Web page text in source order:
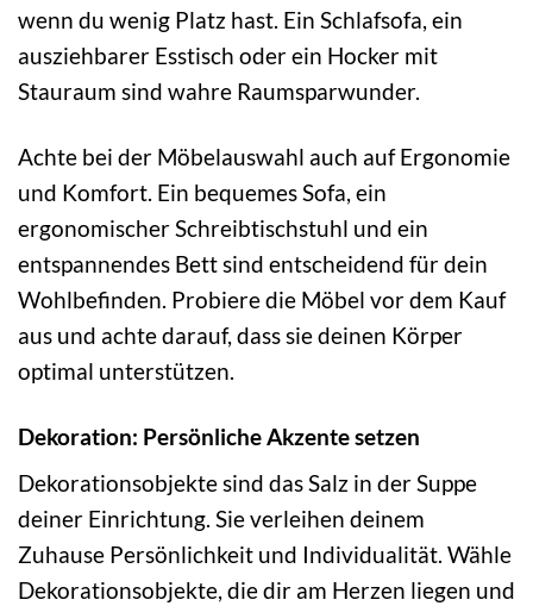
wenn du wenig Platz hast. Ein Schlafsofa, ein
ausziehbarer Esstisch oder ein Hocker mit
Stauraum sind wahre Raumsparwunder.
Achte bei der Möbelauswahl auch auf Ergonomie
und Komfort. Ein bequemes Sofa, ein
ergonomischer Schreibtischstuhl und ein
entspannendes Bett sind entscheidend für dein
Wohlbefinden. Probiere die Möbel vor dem Kauf
aus und achte darauf, dass sie deinen Körper
optimal unterstützen.
Dekoration: Persönliche Akzente setzen
Dekorationsobjekte sind das Salz in der Suppe
deiner Einrichtung. Sie verleihen deinem
Zuhause Persönlichkeit und Individualität. Wähle
Dekorationsobjekte, die dir am Herzen liegen und